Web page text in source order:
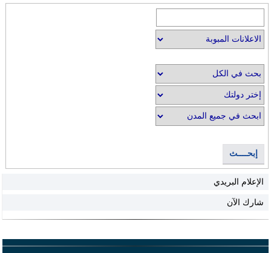
إبحــــث
الإعلام البريدي
شارك الآن